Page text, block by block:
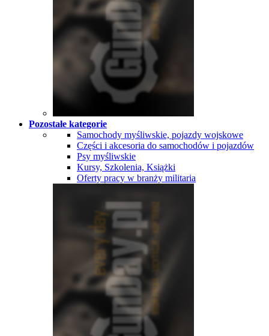
Pozostałe kategorie
Samochody myśliwskie, pojazdy wojskowe
Części i akcesoria do samochodów i pojazdów
Psy myśliwskie
Kursy, Szkolenia, Książki
Oferty pracy w branży militaria